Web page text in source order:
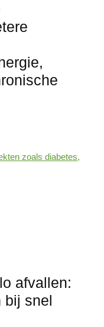
zoals diabetes,
afvallen:
bij snel